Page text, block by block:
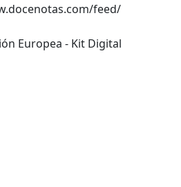
feed/